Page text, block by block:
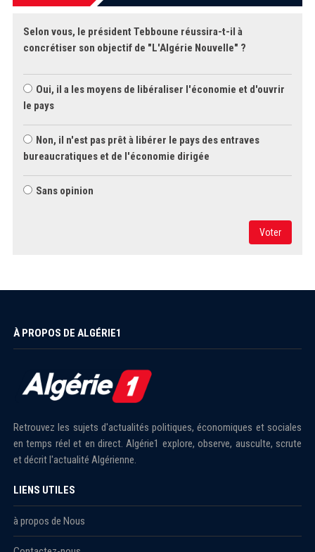
Selon vous, le président Tebboune réussira-t-il à
concrétiser son objectif de "L'Algérie Nouvelle" ?
Oui, il a les moyens de libéraliser l'économie et d'ouvrir
le pays
Non, il n'est pas prêt à libérer le pays des entraves
bureaucratiques et de l'économie dirigée
Sans opinion
Voter
À PROPOS DE ALGÉRIE1
Retrouvez les sujets d'actualités politiques, économiques et sociales
en temps réel et en direct. Algérie1 explore, observe, ausculte, scrute
et décrit l'actualité Algérienne.
LIENS UTILES
à propos de Nous